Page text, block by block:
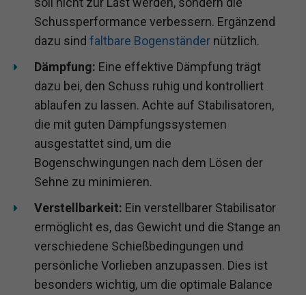
Schussperformance verbessern. Ergänzend
dazu sind faltbare Bogenständer nützlich.
Dämpfung: Eine effektive Dämpfung trägt
dazu bei, den Schuss ruhig und kontrolliert
ablaufen zu lassen. Achte auf Stabilisatoren,
die mit guten Dämpfungssystemen
ausgestattet sind, um die
Bogenschwingungen nach dem Lösen der
Sehne zu minimieren.
Verstellbarkeit: Ein verstellbarer Stabilisator
ermöglicht es, das Gewicht und die Stange an
verschiedene Schießbedingungen und
persönliche Vorlieben anzupassen. Dies ist
besonders wichtig, um die optimale Balance